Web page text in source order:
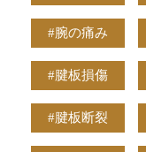
#腕の痛み
#腱板損傷
#腱板断裂